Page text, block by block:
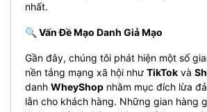
nhất.
🔍 Vấn Đề Mạo Danh Giả Mạo
Gần đây, chúng tôi phát hiện một số
nền tảng mạng xã hội như TikTok và
danh WheyShop nhằm mục đích lừa
lẫn cho khách hàng. Những gian hàng